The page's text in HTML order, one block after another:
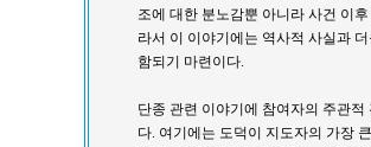
조에 대한 분노감뿐 아니라 사건 이
라서 이 이야기에는 역사적 사실과
함되기 마련이다.
단종 관련 이야기에 참여자의 주관
다. 여기에는 도덕이 지도자의 가장